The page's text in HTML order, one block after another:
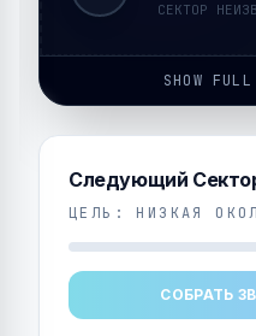
СЕКТОР
SHOW
Следующий
ЦЕЛЬ : НИЗКАЯ
СОБРАТЬ